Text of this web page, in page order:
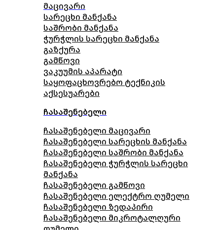
მაცივარი
სარეცხი მანქანა
საშრობი მანქანა
ჭურჭლის სარეცხი მანქანა
გაზქურა
გამწოვი
ვაკუუმის აპარატი
საყოფაცხოვრებო ტექნიკის
აქსესუარები
ჩასაშენებელი
ჩასაშენებელი მაცივარი
ჩასაშენებელი სარეცხის მანქანა
ჩასაშენებელი საშრობი მანქანა
ჩასაშენებელი ჭურჭლის სარეცხი
მანქანა
ჩასაშენებელი გამწოვი
ჩასაშენებელი ელექტრო ღუმელი
ჩასაშენებელი ზედაპირი
ჩასაშენებელი მიკროტალღური